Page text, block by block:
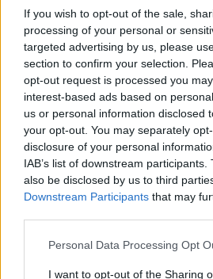
If you wish to opt-out of the sale,
processing of your personal or
targeted advertising by us, please
section to confirm your selection.
opt-out request is processed you
interest-based ads based on
us or personal information disclosed
your opt-out. You may separately
disclosure of your personal
IAB’s list of downstream
also be disclosed by us to third
Downstream Participants that may
Please note that this website/app
not limited to your visit or usage
Personal Data Processing Opt
I want to opt-out of the Sharing